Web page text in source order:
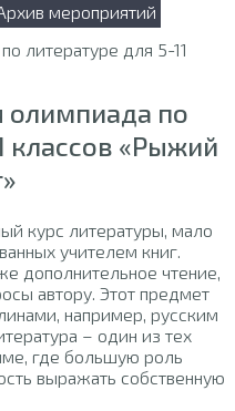
мероприятий
олимпиада по
классов «Рыжий
курс литературы, мало
учителем книг.
дополнительное чтение,
автору. Этот предмет
например, русским
– один из тех
где большую роль
выражать собственную